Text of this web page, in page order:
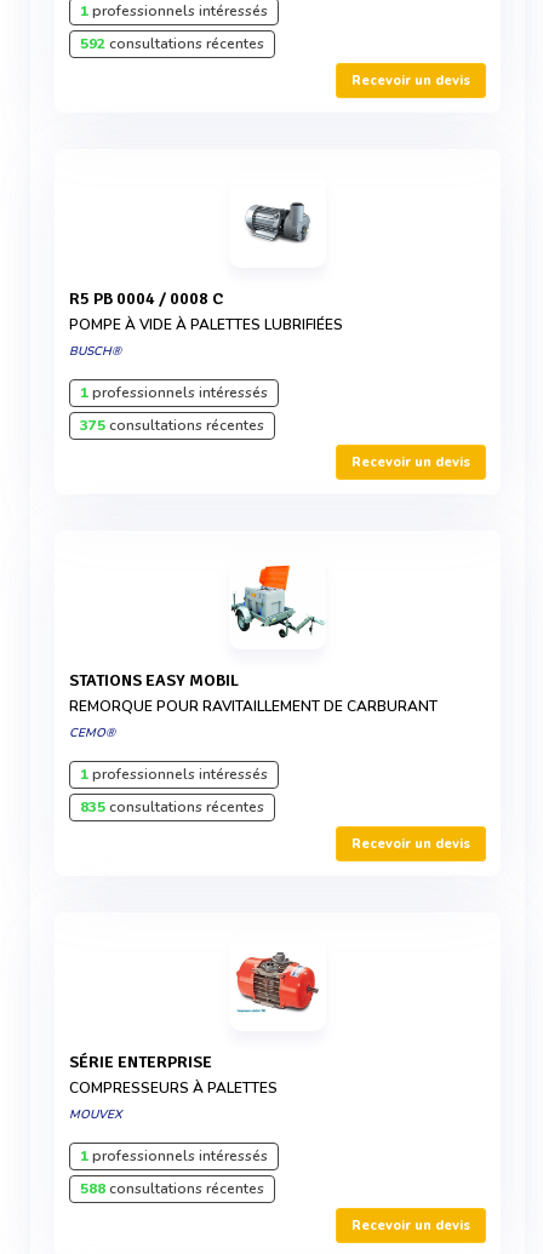
1professionnels intéressés
592consultations récentes
Recevoir un devis
R5 PB 0004 / 0008 C
POMPE À VIDE À PALETTES LUBRIFIÉES
BUSCH®
1professionnels intéressés
375consultations récentes
Recevoir un devis
STATIONS EASY MOBIL
REMORQUE POUR RAVITAILLEMENT DE CARBURANT
CEMO®
1professionnels intéressés
835consultations récentes
Recevoir un devis
SÉRIE ENTERPRISE
COMPRESSEURS À PALETTES
MOUVEX
1professionnels intéressés
588consultations récentes
Recevoir un devis